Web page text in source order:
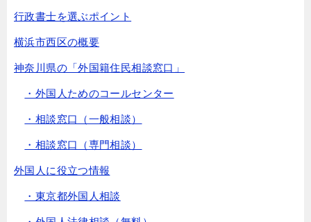
行政書士を選ぶポイント
横浜市西区の概要
神奈川県の「外国籍住民相談窓口」
・外国人ためのコールセンター
・相談窓口（一般相談）
・相談窓口（専門相談）
外国人に役立つ情報
・東京都外国人相談